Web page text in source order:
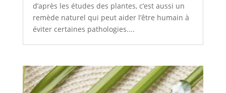
d’après les études des plantes, c’est aussi un
remède naturel qui peut aider l’être humain à
éviter certaines pathologies....